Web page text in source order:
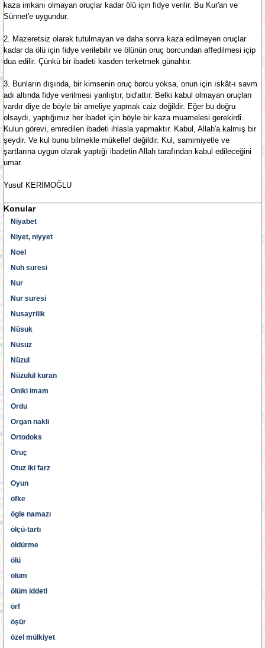
kaza imkanı olmayan oruçlar kadar ölü için fidye verilir. Bu Kur'an ve
Sünnet'e uygundur.
2. Mazeretsiz olarak tutulmayan ve daha sonra kaza edilmeyen oruçlar
kadar da ölü için fidye verilebilir ve ölünün oruç borcundan affedilmesi içip
dua edilir. Çünkü bir ibadeti kasden terketmek günahtır.
3. Bunların dışında, bir kimsenin oruç borcu yoksa, onun için ıskât-ı savm
adı altında fidye verilmesi yanlıştır, bid'attır. Belki kabul olmayan oruçları
vardır diye de böyle bir ameliye yapmak caiz değildir. Eğer bu doğru
olsaydı, yaptığımız her ibadet için böyle bir kaza muamelesi gerekirdi.
Kulun görevi, emredilen ibadeti ihlasla yapmaktır. Kabul, Allah'a kalmış bir
şeydir. Ve kul bunu bilmekle mükellef değildir. Kul, samimiyetle ve
şartlarına uygun olarak yaptığı ibadetin Allah tarafından kabul edileceğini
umar.
Yusuf KERİMOĞLU
Konular
Niyabet
Niyet, niyyet
Noel
Nuh suresi
Nur
Nur suresi
Nusayrilik
Nüsuk
Nüsuz
Nüzul
Nüzulül kuran
Oniki imam
Ordu
Organ nakli
Ortodoks
Oruç
Otuz iki farz
Oyun
öfke
ögle namazı
ölçü-tartı
öldürme
ölü
ölüm
ölüm iddeti
örf
öşür
özel mülkiyet